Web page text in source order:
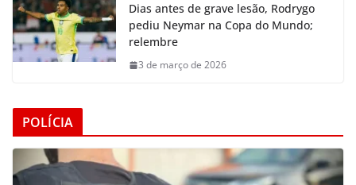
Dias antes de grave lesão, Rodrygo
pediu Neymar na Copa do Mundo;
relembre
3 de março de 2026
POLÍCIA